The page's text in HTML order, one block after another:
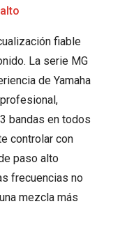
fiable
La serie MG
de Yamaha
bandas en todos
controlar con
paso alto
frecuencias no
mezcla más